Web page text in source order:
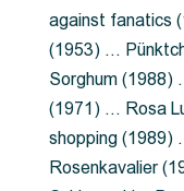
against fanatics
(1953) …
Sorghum (1988)
(1971) … Rosa
shopping (1989)
Rosenkavalier